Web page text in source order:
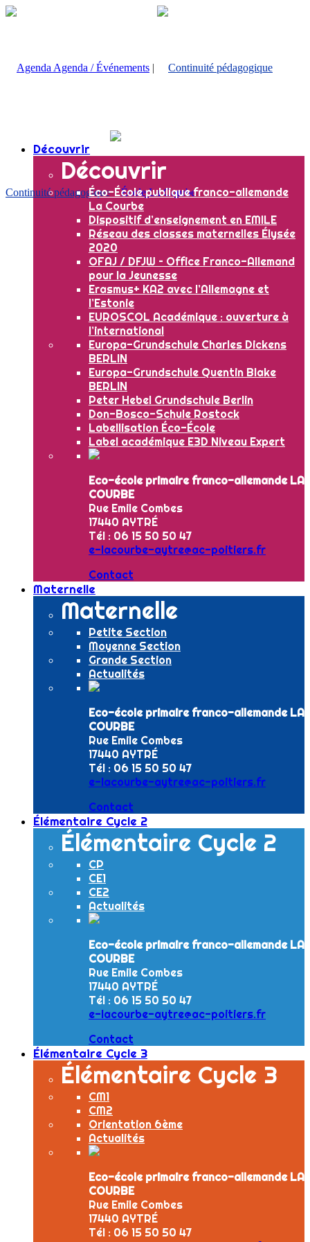
Agenda / Événements |
Continuité pédagogique
Découvrir
Découvrir
Éco-École publique franco-allemande
La Courbe
Dispositif d’enseignement en EMILE
Réseau des classes maternelles Élysée
2020
OFAJ / DFJW – Office Franco-Allemand
pour la Jeunesse
Erasmus+ KA2 avec l’Allemagne et
l’Estonie
EUROSCOL Académique : ouverture à
l’international
Europa-Grundschule Charles Dickens
BERLIN
Europa-Grundschule Quentin Blake
BERLIN
Peter Hebel Grundschule Berlin
Don-Bosco-Schule Rostock
Labellisation Éco-École
Label académique E3D Niveau Expert
Eco-école primaire franco-allemande LA
COURBE
Rue Emile Combes
17440 AYTRÉ
Tél : 06 15 50 50 47
e-lacourbe-aytre@ac-poitiers.fr
Contact
Maternelle
Maternelle
Petite Section
Moyenne Section
Grande Section
Actualités
Eco-école primaire franco-allemande LA
COURBE
Rue Emile Combes
17440 AYTRÉ
Tél : 06 15 50 50 47
e-lacourbe-aytre@ac-poitiers.fr
Contact
Élémentaire Cycle 2
Élémentaire Cycle 2
CP
CE1
CE2
Actualités
Eco-école primaire franco-allemande LA
COURBE
Rue Emile Combes
17440 AYTRÉ
Tél : 06 15 50 50 47
e-lacourbe-aytre@ac-poitiers.fr
Contact
Élémentaire Cycle 3
Élémentaire Cycle 3
CM1
CM2
Orientation 6ème
Actualités
Eco-école primaire franco-allemande LA
COURBE
Rue Emile Combes
17440 AYTRÉ
Tél : 06 15 50 50 47